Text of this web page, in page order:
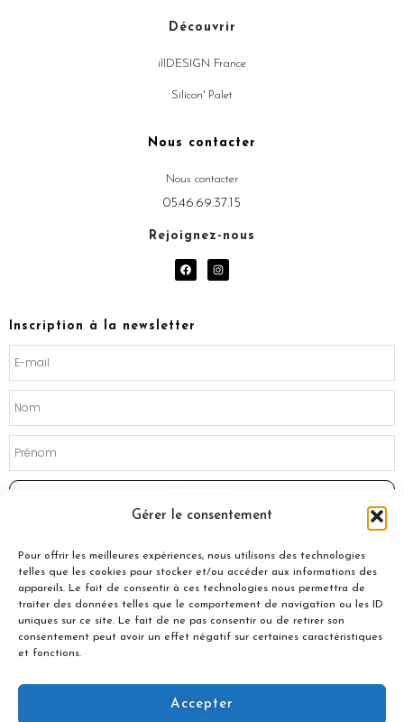
Gérer le consentement
Pour offrir les meilleures expériences, nous utilisons des technologies
telles que les cookies pour stocker et/ou accéder aux informations des
appareils. Le fait de consentir à ces technologies nous permettra de
traiter des données telles que le comportement de navigation ou les ID
uniques sur ce site. Le fait de ne pas consentir ou de retirer son
consentement peut avoir un effet négatif sur certaines caractéristiques
et fonctions.
Accepter
Découvrir
illDESIGN France
Silicon' Palet
Nous contacter
Nous contacter
05.46.69.37.15
Rejoignez-nous
F
a
o
I
n
Inscription à la newsletter